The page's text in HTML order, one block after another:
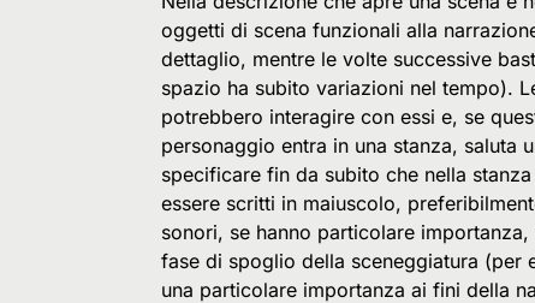
oggetti di scena funzionali alla
dettaglio, mentre le volte successive
spazio ha subito variazioni nel tempo).
potrebbero interagire con essi e, se
personaggio entra in una stanza,
specificare fin da subito che nella
essere scritti in maiuscolo,
sonori, se hanno particolare
fase di spoglio della sceneggiatura (per
una particolare importanza ai fini della